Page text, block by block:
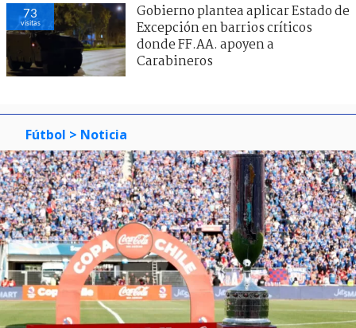
73
visitas
Gobierno plantea aplicar Estado de
Excepción en barrios críticos
donde FF.AA. apoyen a
Carabineros
Fútbol > Noticia